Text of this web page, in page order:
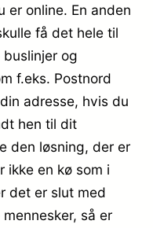
online. En anden
få det hele til
og
f.eks. Postnord
adresse, hvis du
hen til dit
den løsning, der er
ikke en kø som i
det er slut med
så er